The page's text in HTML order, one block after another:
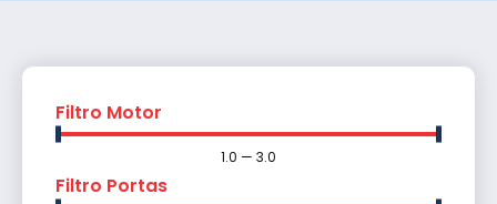
Filtro Motor
1.0 — 3.0
Filtro Portas